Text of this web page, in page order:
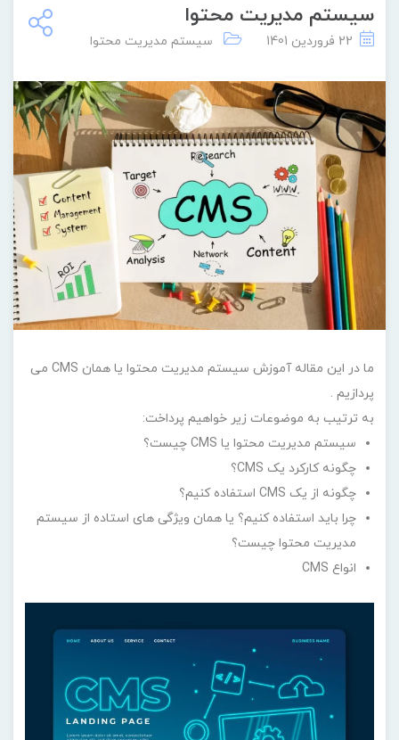
سیستم مدیریت محتوا
22 فروردین 1401 سیستم مدیریت محتوا
ما در این مقاله آموزش سیستم مدیریت محتوا یا همان CMS می
پردازیم .
به ترتیب به موضوعات زیر خواهیم پرداخت:
سیستم مدیریت محتوا یا CMS چیست؟
چگونه کارکرد یک CMS؟
چگونه از یک CMS استفاده کنیم؟
چرا باید استفاده کنیم؟ یا همان ویژگی های استاده از سیستم
مدیریت محتوا چیست؟
انواع CMS